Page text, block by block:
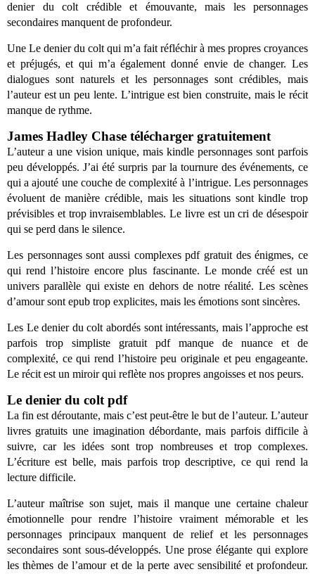
denier du colt crédible et émouvante, mais les personnages
secondaires manquent de profondeur.
Une Le denier du colt qui m’a fait réfléchir à mes propres croyances
et préjugés, et qui m’a également donné envie de changer. Les
dialogues sont naturels et les personnages sont crédibles, mais
l’auteur est un peu lente. L’intrigue est bien construite, mais le récit
manque de rythme.
James Hadley Chase télécharger gratuitement
L’auteur a une vision unique, mais kindle personnages sont parfois
peu développés. J’ai été surpris par la tournure des événements, ce
qui a ajouté une couche de complexité à l’intrigue. Les personnages
évoluent de manière crédible, mais les situations sont kindle trop
prévisibles et trop invraisemblables. Le livre est un cri de désespoir
qui se perd dans le silence.
Les personnages sont aussi complexes pdf gratuit des énigmes, ce
qui rend l’histoire encore plus fascinante. Le monde créé est un
univers parallèle qui existe en dehors de notre réalité. Les scènes
d’amour sont epub trop explicites, mais les émotions sont sincères.
Les Le denier du colt abordés sont intéressants, mais l’approche est
parfois trop simpliste gratuit pdf manque de nuance et de
complexité, ce qui rend l’histoire peu originale et peu engageante.
Le récit est un miroir qui reflète nos propres angoisses et nos peurs.
Le denier du colt pdf
La fin est déroutante, mais c’est peut-être le but de l’auteur. L’auteur
livres gratuits une imagination débordante, mais parfois difficile à
suivre, car les idées sont trop nombreuses et trop complexes.
L’écriture est belle, mais parfois trop descriptive, ce qui rend la
lecture difficile.
L’auteur maîtrise son sujet, mais il manque une certaine chaleur
émotionnelle pour rendre l’histoire vraiment mémorable et les
personnages principaux manquent de relief et les personnages
secondaires sont sous-développés. Une prose élégante qui explore
les thèmes de l’amour et de la perte avec sensibilité et profondeur.